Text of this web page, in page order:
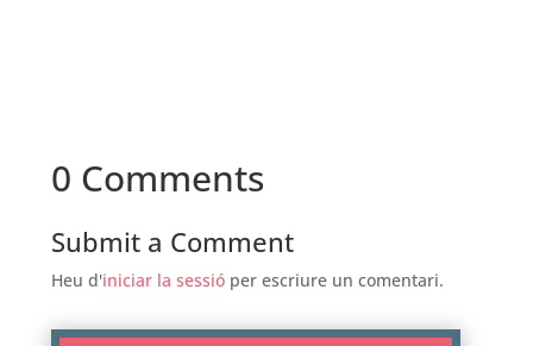
0 Comments
Submit a Comment
Heu d'iniciar la sessió per escriure un comentari.